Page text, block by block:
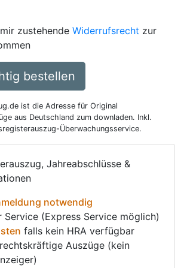
zustehende Widerrufsrecht zur
bestellen
ist die Adresse für Original
aus Deutschland zum downladen. Inkl.
Überwachungsservice.
Jahreabschlüsse &
notwendig
Service (Express Service möglich)
falls kein HRA verfügbar
Auszüge (kein